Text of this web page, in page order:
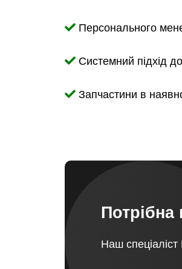
Персонального
Системний підхід
Запчастини в
Потрібна
Наш